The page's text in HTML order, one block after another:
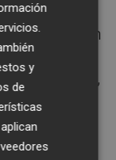
la creación
formados
locales,
y
de